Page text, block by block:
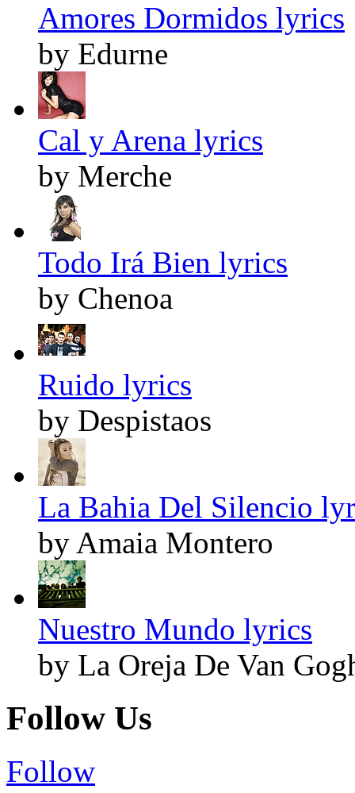
Amores Dormidos lyrics
by Edurne
Cal y Arena lyrics
by Merche
Todo Irá Bien lyrics
by Chenoa
Ruido lyrics
by Despistaos
La Bahia Del Silencio
by Amaia Montero
Nuestro Mundo lyrics
by La Oreja De Van
Follow Us
Follow